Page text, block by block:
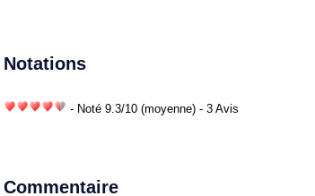
Notations
- Noté 9.3/10 (moyenne) - 3 Avis
Commentaire